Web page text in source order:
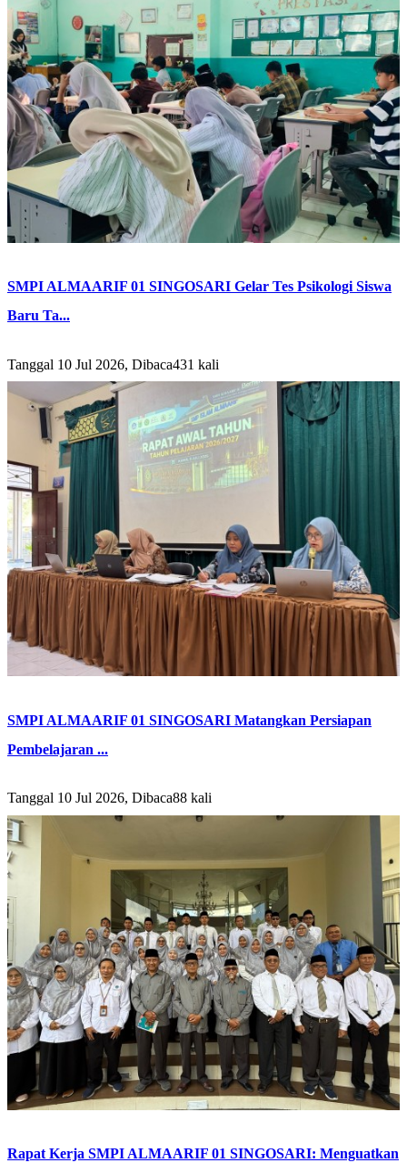
SMPI ALMAARIF 01 SINGOSARI Gelar Tes Psikologi Siswa
Baru Ta...
Tanggal 10 Jul 2026, Dibaca431 kali
SMPI ALMAARIF 01 SINGOSARI Matangkan Persiapan
Pembelajaran ...
Tanggal 10 Jul 2026, Dibaca88 kali
Rapat Kerja SMPI ALMAARIF 01 SINGOSARI: Menguatkan